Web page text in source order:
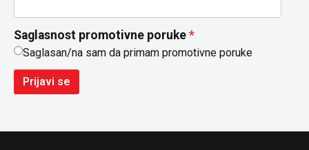
Saglasnost promotivne poruke
Saglasan/na sam da primam promotivne poruke
Prijavi se